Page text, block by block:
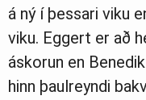
á ný í þessari viku
viku. Eggert er að
áskorun en
hinn þaulreyndi